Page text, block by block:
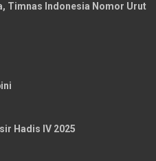
Timnas Indonesia Nomor Urut
Hadis IV 2025